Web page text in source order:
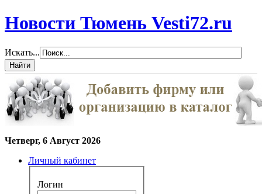
Новости Тюмень Vesti72.ru
Искать...
Четверг, 6 Август 2026
Личный кабинет
Логин